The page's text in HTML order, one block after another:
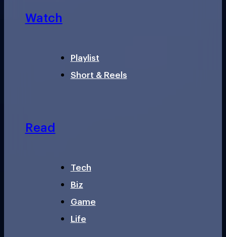
Watch
Playlist
Short & Reels
Read
Tech
Biz
Game
Life